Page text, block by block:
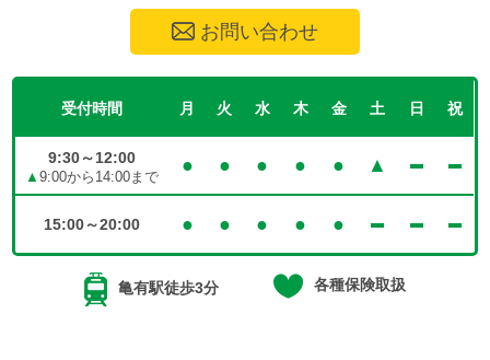
お問い合わせ
受付時間 月 火 水 木 金 土 日 祝
9:30～12:00
▲9:00から14:00まで
● ● ● ● ● ▲
15:00～20:00 ● ● ● ● ●
亀有駅徒歩3分 各種保険取扱